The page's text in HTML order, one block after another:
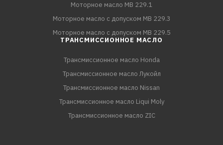
Моторное масло MB 229.1
Моторное масло с допуском MB 229.3
Моторное масло с допуском MB 229.5
ТРАНСМИССИОННОЕ МАСЛО
Трансмиссионное масло Honda
Трансмиссионное масло Лукойл
Трансмиссионное масло Nissan
Трансмиссионное масло Liqui Moly
Трансмиссионное масло ZIC